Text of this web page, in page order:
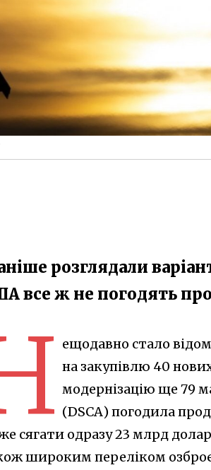
розглядали
все ж не погодять
ещодавно стало
на закупівлю 40
модернізацію ще 79
(DSCA) погодила
сягати одразу 23 млрд
широким переліком